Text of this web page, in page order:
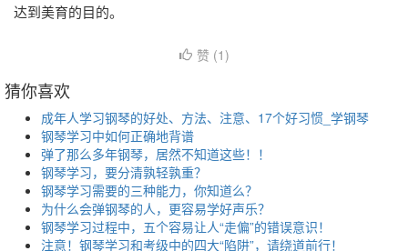
达到美育的目的。
赞 (1)
猜你喜欢
成年人学习钢琴的好处、方法、注意、17个好习惯_学钢琴
钢琴学习中如何正确地背谱
弹了那么多年钢琴，居然不知道这些！！
钢琴学习，要分清孰轻孰重？
钢琴学习需要的三种能力，你知道么？
为什么会弹钢琴的人，更容易学好声乐？
钢琴学习过程中，五个容易让人“走偏”的错误意识！
注意！钢琴学习和考级中的四大“陷阱”，请绕道前行！